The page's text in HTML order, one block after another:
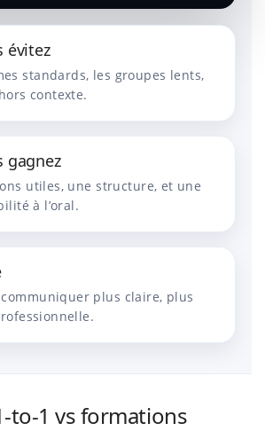
évitez
standards, les groupes lents,
contexte.
gagnez
utiles, une structure, et une
à l’oral.
plus claire, plus
to-1 vs formations